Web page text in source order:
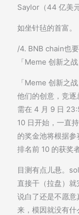
Saylor（44 亿美
如坐针毡的首富。
/4. BNB chain也
「Meme 创新之战
「Meme 创新之
他们的创意，竞
需在 4 月 9 日
10 日开始，一直
的奖金池将根据
排名前 10 的获奖
目测有点儿悬。
直接干（拉盘）就
说白了还是不愿
来，模因就没有什